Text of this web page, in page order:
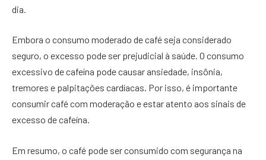
dia.
Embora o consumo moderado de café seja considerado
seguro, o excesso pode ser prejudicial à saúde. O consumo
excessivo de cafeína pode causar ansiedade, insônia,
tremores e palpitações cardíacas. Por isso, é importante
consumir café com moderação e estar atento aos sinais de
excesso de cafeína.
Em resumo, o café pode ser consumido com segurança na